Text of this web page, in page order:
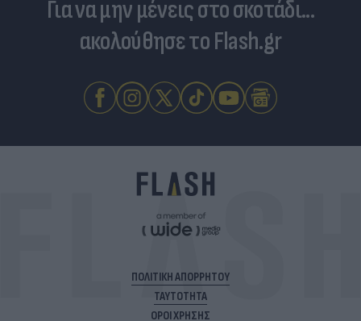
Για να μην μένεις στο σκοτάδι...
ακολούθησε το Flash.gr
ΠΟΛΙΤΙΚΗ ΑΠΟΡΡΗΤΟΥ
ΤΑΥΤΟΤΗΤΑ
ΟΡΟΙ ΧΡΗΣΗΣ